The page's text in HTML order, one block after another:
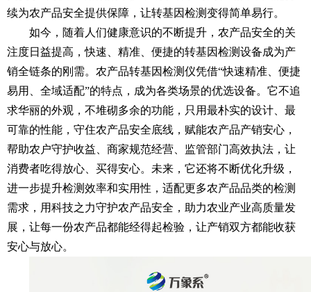
续为农产品安全提供保障，让转基因检测变得简单易行。
如今，随着人们健康意识的不断提升，农产品安全的关
注度日益提高，快速、精准、便捷的转基因检测设备成为产
销全链条的刚需。农产品转基因检测仪凭借“快速精准、便捷
易用、全域适配”的特点，成为各类场景的优选设备。它不追
求华丽的外观，不堆砌多余的功能，只用最朴实的设计、最
可靠的性能，守住农产品安全底线，赋能农产品产销安心，
帮助农户守护收益、商家规范经营、监管部门高效执法，让
消费者吃得放心、买得安心。未来，它还将不断优化升级，
进一步提升检测效率和实用性，适配更多农产品品类的检测
需求，用科技之力守护农产品安全，助力农业产业高质量发
展，让每一份农产品都能经得起检验，让产销双方都能收获
安心与放心。